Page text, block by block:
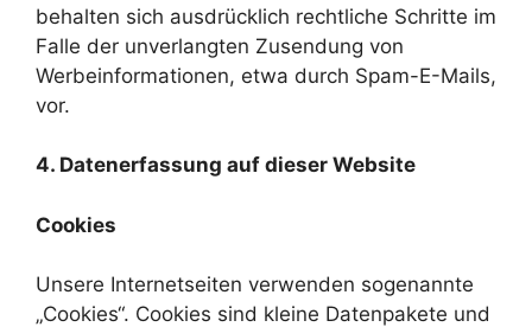
behalten sich ausdrücklich rechtliche Schritte im
Falle der unverlangten Zusendung von
Werbeinformationen, etwa durch Spam-E-Mails,
vor.
4. Datenerfassung auf dieser Website
Cookies
Unsere Internetseiten verwenden sogenannte
„Cookies“. Cookies sind kleine Datenpakete und